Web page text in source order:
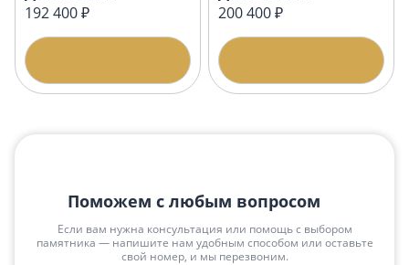
192 400 ₽
200 400 ₽
Поможем с любым вопросом
Если вам нужна консультация или помощь с выбором
памятника — напишите нам удобным способом или оставьте
свой номер, и мы перезвоним.